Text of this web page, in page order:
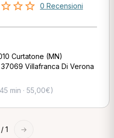
0 Recensioni
Curtatone (MN)
Villafranca Di Verona
min · 55,00€)
/ 1 →